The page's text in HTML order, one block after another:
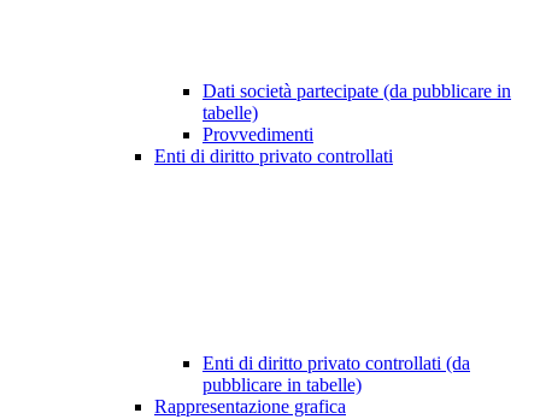
Dati società partecipate (da pubblicare in
tabelle)
Provvedimenti
Enti di diritto privato controllati
Enti di diritto privato controllati (da
pubblicare in tabelle)
Rappresentazione grafica